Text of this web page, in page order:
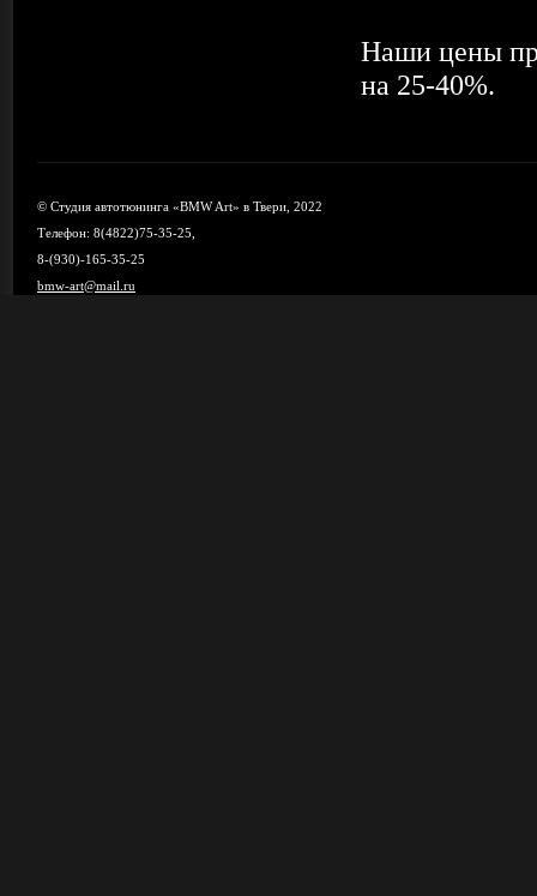
Наши цены
на 25-40%.
© Студия автотюнинга «BMW Art» в Твери, 2022
Телефон: 8(4822)75-35-25,
8-(930)-165-35-25
bmw-art@mail.ru
Карта сайта